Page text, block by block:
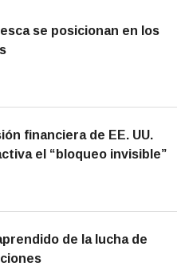
se posicionan en los
financiera de EE. UU.
el “bloqueo invisible”
de la lucha de